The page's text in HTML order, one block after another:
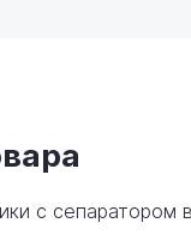
с сепаратором